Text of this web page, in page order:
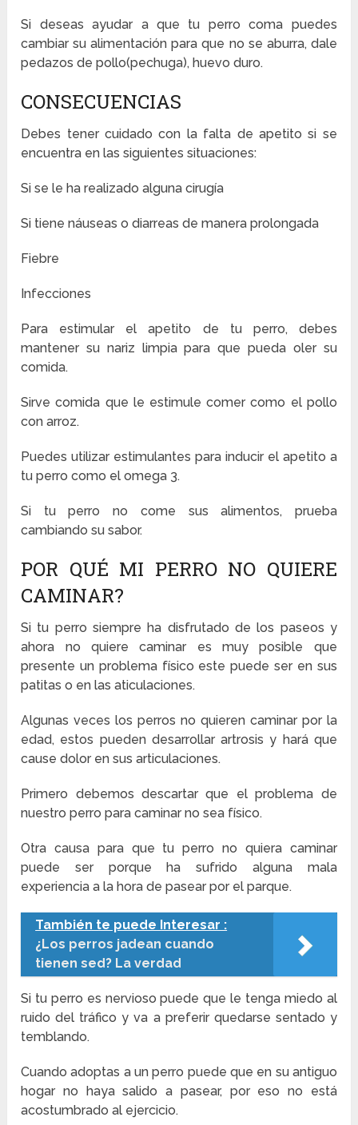
Si deseas ayudar a que tu perro coma puedes
cambiar su alimentación para que no se aburra, dale
pedazos de pollo(pechuga), huevo duro.
CONSECUENCIAS
Debes tener cuidado con la falta de apetito si se
encuentra en las siguientes situaciones:
Si se le ha realizado alguna cirugía
Si tiene náuseas o diarreas de manera prolongada
Fiebre
Infecciones
Para estimular el apetito de tu perro, debes
mantener su nariz limpia para que pueda oler su
comida.
Sirve comida que le estimule comer como el pollo
con arroz.
Puedes utilizar estimulantes para inducir el apetito a
tu perro como el omega 3.
Si tu perro no come sus alimentos, prueba
cambiando su sabor.
POR QUÉ MI PERRO NO QUIERE
CAMINAR?
Si tu perro siempre ha disfrutado de los paseos y
ahora no quiere caminar es muy posible que
presente un problema físico este puede ser en sus
patitas o en las aticulaciones.
Algunas veces los perros no quieren caminar por la
edad, estos pueden desarrollar artrosis y hará que
cause dolor en sus articulaciones.
Primero debemos descartar que el problema de
nuestro perro para caminar no sea físico.
Otra causa para que tu perro no quiera caminar
puede ser porque ha sufrido alguna mala
experiencia a la hora de pasear por el parque.
También te puede Interesar :
¿Los perros jadean cuando
tienen sed? La verdad
Si tu perro es nervioso puede que le tenga miedo al
ruido del tráfico y va a preferir quedarse sentado y
temblando.
Cuando adoptas a un perro puede que en su antiguo
hogar no haya salido a pasear, por eso no está
acostumbrado al ejercicio.